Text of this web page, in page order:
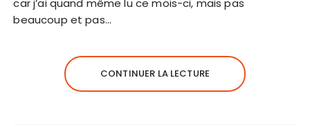
car j’ai quand même lu ce mois-ci, mais pas
beaucoup et pas…
CONTINUER LA LECTURE